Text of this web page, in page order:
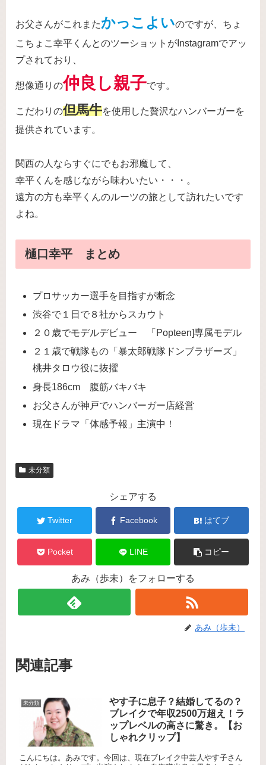
お父さんがこれまたかっこよいのですが、ちょ
こちょこ幸平くんとのツーショットがInstagramでアッ
プされており、
想像通りの仲良し親子です。
こだわりの但馬牛を使用した贅沢なハンバーガーを
提供されています。
関西の人ならすぐにでもお邪魔して、
幸平くんを感じながら味わいたい・・・。
遠方の方も幸平くんのルーツの旅として訪れたいです
よね。
樋口幸平 まとめ
プロサッカー選手を目指すが断念
渋谷で１日で８社からスカウト
２０歳でモデルデビュー 「Popteen]専属モデル
２１歳で戦隊もの「暴太郎戦隊ドンブラザーズ」
桃井タロウ役に抜擢
身長186cm 腹筋バキバキ
お父さんが神戸でハンバーガー店経営
現在ドラマ「体感予報」主演中！
未分類
シェアする
Twitter Facebook はてブ
Pocket LINE コピー
あみ（歩未）をフォローする
あみ（歩未）
関連記事
未分類
やす子に息子？結婚してるの？
ブレイクで年収2500万超え！ラ
ップレベルの高さに驚き。【お
しゃれクリップ】
こんにちは。あみです。今回は、現在ブレイク中芸人やす子さん